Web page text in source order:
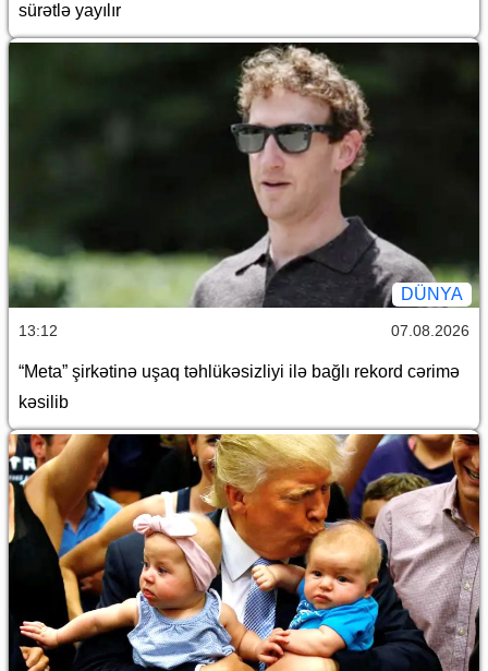
sürətlə yayılır
DÜNYA
13:12 07.08.2026
“Meta” şirkətinə uşaq təhlükəsizliyi ilə bağlı rekord cərimə
kəsilib